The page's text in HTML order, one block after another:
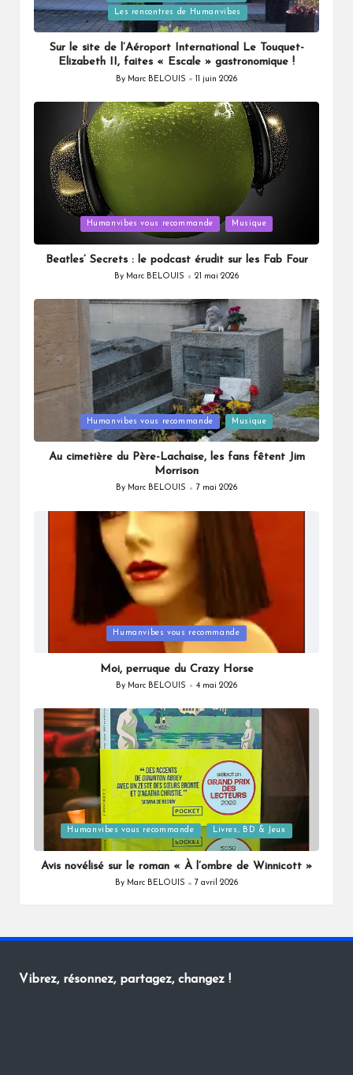
in
Les rencontres de Humanvibes
Sur le site de l’Aéroport International Le Touquet-
Elizabeth II, faites « Escale » gastronomique !
Posted
By Marc BELOUIS 11 juin 2026
Humanvibes vous recommande Musique
Beatles’ Secrets : le podcast érudit sur les Fab Four
Posted
By Marc BELOUIS 21 mai 2026
Humanvibes vous recommande Musique
Au cimetière du Père-Lachaise, les fans fêtent Jim
Morrison
Posted
By Marc BELOUIS 7 mai 2026
Humanvibes vous recommande
Moi, perruque du Crazy Horse
Posted
By Marc BELOUIS 4 mai 2026
Posted
in
Humanvibes vous recommande Livres, BD & Jeux
Avis novélisé sur le roman « À l’ombre de Winnicott »
Posted
By Marc BELOUIS 7 avril 2026
Vibrez, résonnez, partagez, changez !